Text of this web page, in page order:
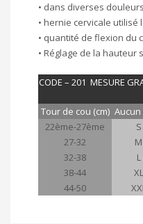
• dans diverses
• hernie cervicale utilisé
• quantité de flexion du
• Réglage de la hauteur
CODE – 201 MESURE
Tour de cou (cm)
22ème-27ème
27-32
32-38
38-44
44-50